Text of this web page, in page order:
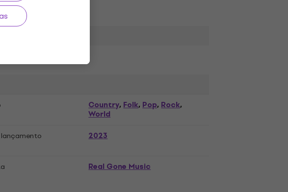
Country,Folk,Pop,Rock,
World
2023
Real Gone Music